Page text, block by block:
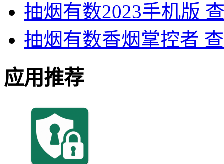
抽烟有数2023手机版
抽烟有数香烟掌控者
应用推荐